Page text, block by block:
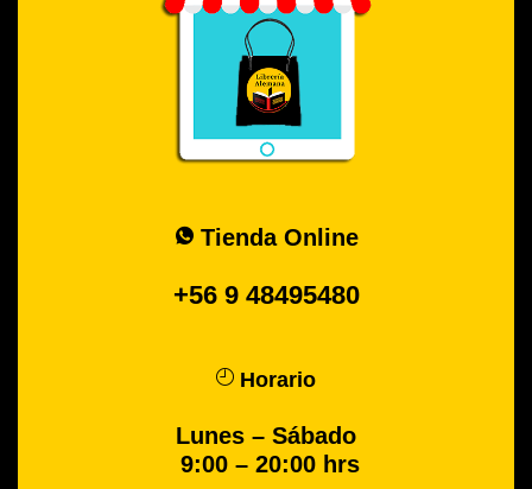
Tienda Online
+56 9 48495480
Horario
Lunes – Sábado
9:00 – 20:00 hrs